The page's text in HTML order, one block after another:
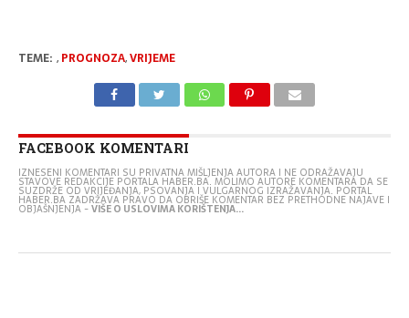
TEME: , PROGNOZA,VRIJEME
FACEBOOK KOMENTARI
IZNESENI KOMENTARI SU PRIVATNA MIŠLJENJA AUTORA I NE ODRAŽAVAJU
STAVOVE REDAKCIJE PORTALA HABER.BA. MOLIMO AUTORE KOMENTARA DA SE
SUZDRŽE OD VRIJEĐANJA, PSOVANJA I VULGARNOG IZRAŽAVANJA. PORTAL
HABER.BA ZADRŽAVA PRAVO DA OBRIŠE KOMENTAR BEZ PRETHODNE NAJAVE I
OBJAŠNJENJA -VIŠE O USLOVIMA KORIŠTENJA...